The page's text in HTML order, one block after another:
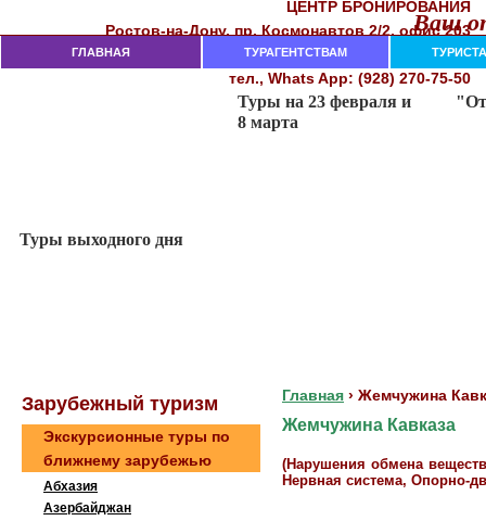
Ваш
ЦЕНТР БРОНИРОВАНИЯ
Рocтoв-нa-Дoнy, пр. Кocмoнaвтoв 2/2, oфиc 203
282-18-00, 282-18-02, 237-74-11
тел., Whats App: (928) 270-75-50
ГЛАВНАЯ ТУРАГЕНТСТВАМ
Главная › Жемчужина
Жемчужина Кавказа
(Нарушения обмена
Нервная система, Опорно-
Зaрубeжный туризм
Экскурсионные туры по
ближнему зарубежью
Абхазия
Азербайджан